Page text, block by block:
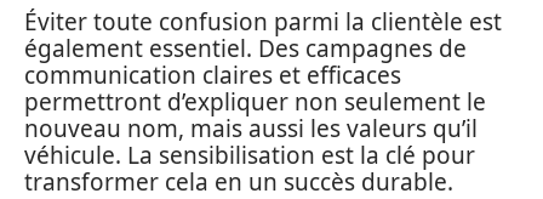
Éviter toute confusion parmi la clientèle est
également essentiel. Des campagnes de
communication claires et efficaces
permettront d’expliquer non seulement le
nouveau nom, mais aussi les valeurs qu’il
véhicule. La sensibilisation est la clé pour
transformer cela en un succès durable.